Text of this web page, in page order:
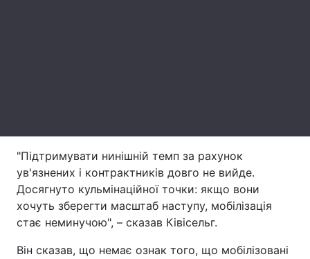
Тема оформлення
"Підтримувати нинішній темп за рахунок
ув'язнених і контрактників довго не вийде.
Досягнуто кульмінаційної точки: якщо вони
хочуть зберегти масштаб наступу, мобілізація
стає неминучою", – сказав Ківісельг.
Він сказав, що немає ознак того, що мобілізовані